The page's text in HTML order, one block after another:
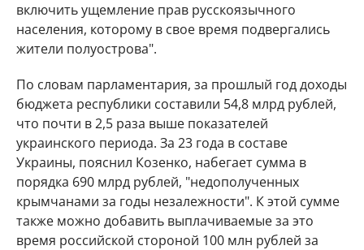
включить ущемление прав русскоязычного
населения, которому в свое время подвергались
жители полуострова".
По словам парламентария, за прошлый год доходы
бюджета республики составили 54,8 млрд рублей,
что почти в 2,5 раза выше показателей
украинского периода. За 23 года в составе
Украины, пояснил Козенко, набегает сумма в
порядка 690 млрд рублей, "недополученных
крымчанами за годы незалежности". К этой сумме
также можно добавить выплачиваемые за это
время российской стороной 100 млн рублей за